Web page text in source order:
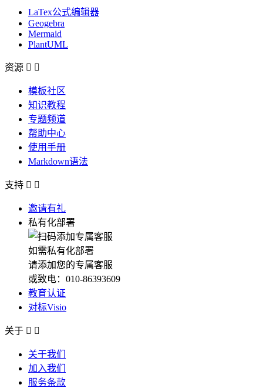
LaTex公式编辑器
Geogebra
Mermaid
PlantUML
资源  
模板社区
知识教程
专题频道
帮助中心
使用手册
Markdown语法
支持  
邀请有礼
私有化部署
如需私有化部署
请添加您的专属客服
或致电：010-86393609
教育认证
对标Visio
关于  
关于我们
加入我们
服务条款